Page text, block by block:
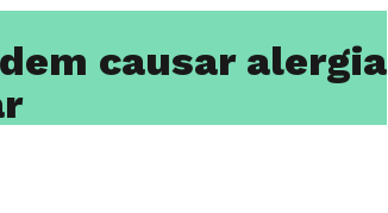
causar alergia